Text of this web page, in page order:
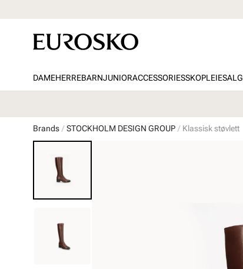
DAMEHERREBARNJUNIORACCESSORIESSKOPLEIESALG
Brands STOCKHOLM DESIGN GROUP Klassisk støvlett